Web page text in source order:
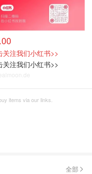
关注我们小红书>>
关注我们小红书>>
items via our links.
全部